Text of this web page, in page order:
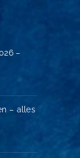
–
– alles